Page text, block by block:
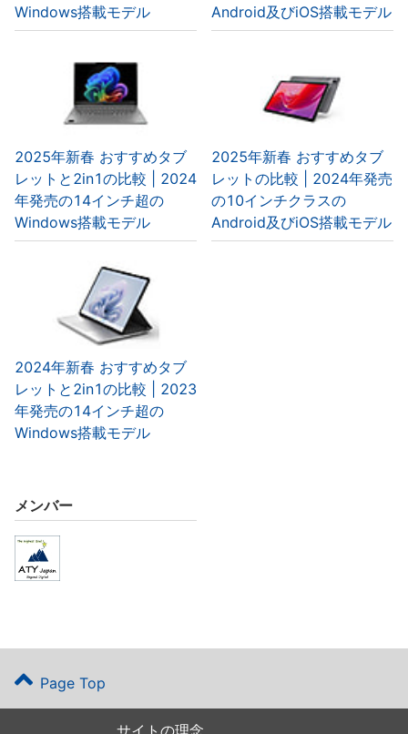
Windows搭載モデル
Android及びiOS搭載モデル
2025年新春 おすすめタブ
レットと2in1の比較 | 2024
年発売の14インチ超の
Windows搭載モデル
2025年新春 おすすめタブ
レットの比較 | 2024年発売
の10インチクラスの
Android及びiOS搭載モデル
2024年新春 おすすめタブ
レットと2in1の比較 | 2023
年発売の14インチ超の
Windows搭載モデル
メンバー
Page Top
サイトの理念